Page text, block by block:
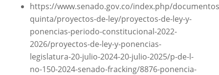
https://www.senado.gov.co/index.php/
quinta/proyectos-de-ley/proyectos-de-ley-y-
ponencias-periodo-constitucional-2022-
2026/proyectos-de-ley-y-ponencias-
legislatura-20-julio-2024-20-julio-2025/p-de-l-
no-150-2024-senado-fracking/8876-ponencia-